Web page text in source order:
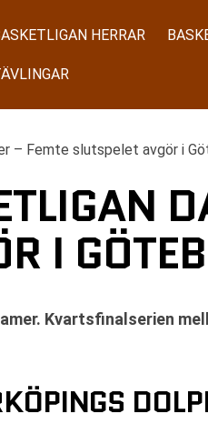
HERRAR
– Femte slutspelet avgör i
I
Kvartsfinalserien